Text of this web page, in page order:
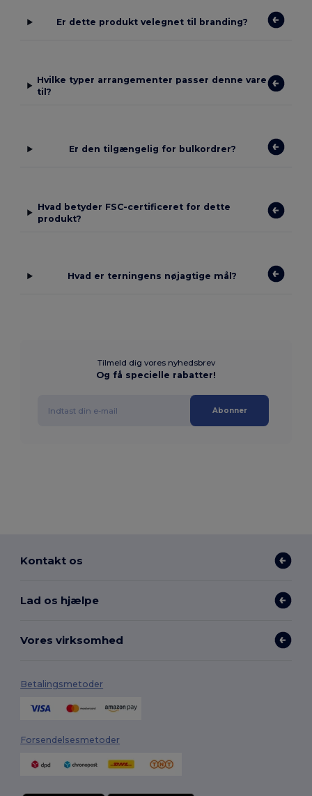
Er dette produkt velegnet til branding?
Hvilke typer arrangementer passer denne vare
til?
Er den tilgængelig for bulkordrer?
Hvad betyder FSC-certificeret for dette
produkt?
Hvad er terningens nøjagtige mål?
Tilmeld dig vores nyhedsbrev
Og få specielle rabatter!
Abonner
Kontakt os
Lad os hjælpe
Vores virksomhed
Betalingsmetoder
Forsendelsesmetoder